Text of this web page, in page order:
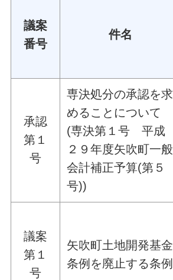
議案
番号
件名
承認
第１
号
専決処分の承認を求
めることについて
(専決第１号 平成
２９年度矢吹町一般
会計補正予算(第５
号))
議案
第１
号
矢吹町土地開発基金
条例を廃止する条例